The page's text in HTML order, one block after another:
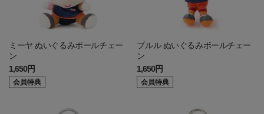
ミーヤ ぬいぐるみボールチェー
ン
1,650円
会員特典
ブルル ぬいぐるみボールチェー
ン
1,650円
会員特典